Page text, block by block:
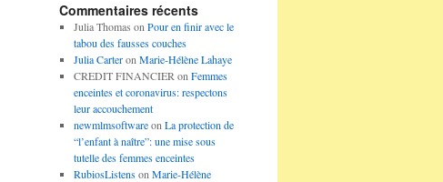
Commentaires récents
Julia Thomas on Pour en finir avec le
tabou des fausses couches
Julia Carteron Marie-Hélène Lahaye
CREDIT FINANCIER on Femmes
enceintes et coronavirus: respectons
leur accouchement
newmlmsoftwareon La protection de
“l’enfant à naître”: une mise sous
tutelle des femmes enceintes
RubiosListenson Marie-Hélène